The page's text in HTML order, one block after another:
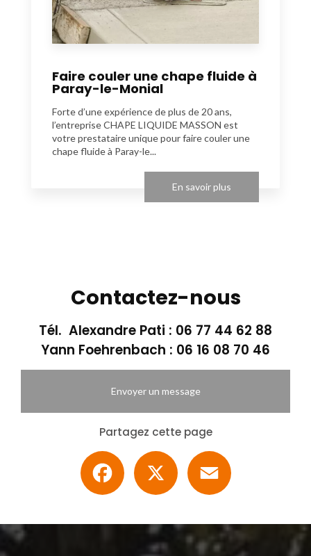
Faire couler une chape fluide à
Paray-le-Monial
Forte d’une expérience de plus de 20 ans,
l’entreprise CHAPE LIQUIDE MASSON est
votre prestataire unique pour faire couler une
chape fluide à Paray-le...
En savoir plus
Contactez-nous
Tél. Alexandre Pati : 06 77 44 62 88
Yann Foehrenbach : 06 16 08 70 46
Envoyer un message
Partagez cette page
Facebook